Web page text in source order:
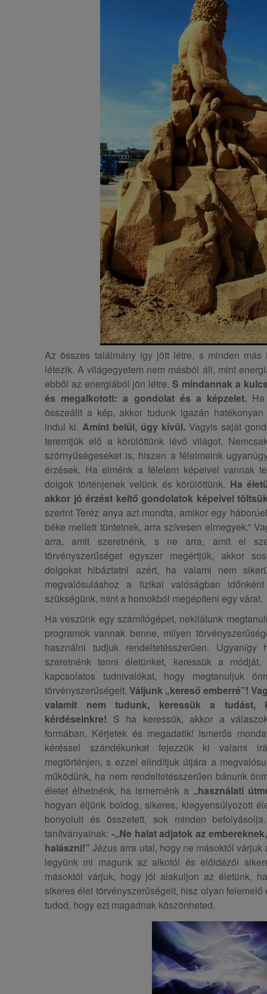
Az összes találmány így jött létre, s minden más
létezik. A világegyetem nem másból áll, mint
ebből az energiából jön létre.S mindannak a
és megalkotott: a gondolat és a képzelet.
összeállt a kép, akkor tudunk igazán
indul ki. Amint belül, úgy kívül. Vagyis saját
teremtjük elő a körülöttünk lévő világot.
szörnyűségeseket is, hiszen a félelmeink
érzések. Ha elménk a félelem képeivel vannak
dolgok történjenek velünk és körülöttünk. Ha
akkor jó érzést keltő gondolatok képeivel
szerint Teréz anya azt mondta, amikor egy
béke mellett tüntetnek, arra szívesen elmegyek.”
arra, amit szeretnénk, s ne arra, amit el
törvényszerűséget egyszer megértjük, akkor
dolgokat hibáztatni azért, ha valami nem
megvalósuláshoz a fizikai valóságban
szükségünk, mint a homokból megépíteni egy várat.
Ha veszünk egy számítógépet, nekilátunk
programok vannak benne, milyen
használni tudjuk rendeltetésszerűen. Ugyanígy
szeretnénk tenni életünket, keressük a
kapcsolatos tudnivalókat, hogy megtanuljuk
törvényszerűségeit. Váljunk „kereső emberré”!
valamit nem tudunk, keressük a tudást,
kérdéseinkre! S ha keressük, akkor a
formában. Kérjetek és megadatik! Ismerős
kéréssel szándékunkat fejezzük ki valami
megtörténjen, s ezzel elindítjuk útjára a
működünk, ha nem rendeltetésszerűen bánunk
életet élhetnénk, ha ismernénk a „használati
hogyan éljünk boldog, sikeres, kiegyensúlyozott
bonyolult és összetett, sok minden
tanítványainak: -„Ne halat adjatok az
halászni!”Jézus arra utal, hogy ne másoktól
legyünk mi magunk az alkotói és előidézői
másoktól várjuk, hogy jól alakuljon az életünk,
sikeres élet törvényszerűségeit, hisz olyan
tudod, hogy ezt magadnak köszönheted.